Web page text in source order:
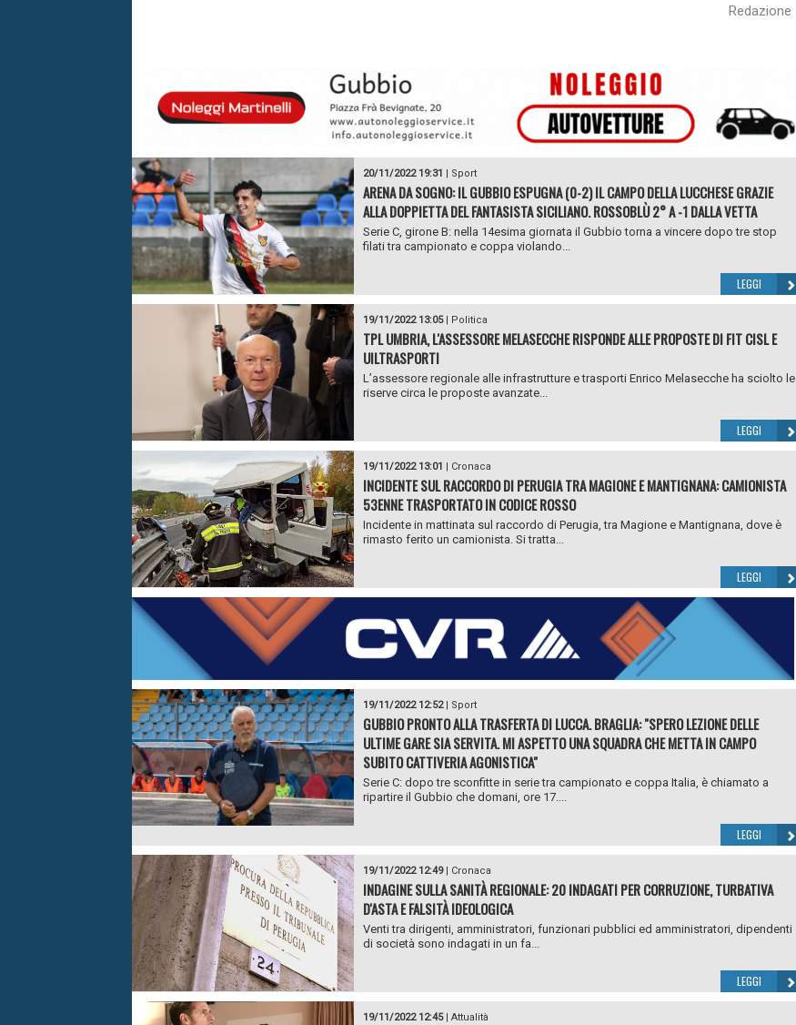
Redazione
20/11/2022 19:31 | Sport
ARENA DA SOGNO: IL GUBBIO ESPUGNA (0-2) IL CAMPO DELLA LUCCHESE GRAZIE
ALLA DOPPIETTA DEL FANTASISTA SICILIANO. ROSSOBLÙ 2° A -1 DALLA VETTA
Serie C, girone B: nella 14esima giornata il Gubbio torna a vincere dopo tre stop
filati tra campionato e coppa violando...
LEGGI
19/11/2022 13:05| Politica
TPL UMBRIA, L'ASSESSORE MELASECCHE RISPONDE ALLE PROPOSTE DI FIT CISL E
UILTRASPORTI
L’assessore regionale alle infrastrutture e trasporti Enrico Melasecche ha sciolto le
riserve circa le proposte avanzate...
LEGGI
19/11/2022 13:01 | Cronaca
INCIDENTE SUL RACCORDO DI PERUGIA TRA MAGIONE E MANTIGNANA: CAMIONISTA
53ENNE TRASPORTATO IN CODICE ROSSO
Incidente in mattinata sul raccordo di Perugia, tra Magione e Mantignana, dove è
rimasto ferito un camionista. Si tratta...
LEGGI
19/11/2022 12:52| Sport
GUBBIO PRONTO ALLA TRASFERTA DI LUCCA. BRAGLIA: "SPERO LEZIONE DELLE
ULTIME GARE SIA SERVITA. MI ASPETTO UNA SQUADRA CHE METTA IN CAMPO
SUBITO CATTIVERIA AGONISTICA"
Serie C: dopo tre sconfitte in serie tra campionato e coppa Italia, è chiamato a
ripartire il Gubbio che domani, ore 17....
LEGGI
19/11/2022 12:49| Cronaca
INDAGINE SULLA SANITÀ REGIONALE: 20 INDAGATI PER CORRUZIONE, TURBATIVA
D'ASTA E FALSITÀ IDEOLOGICA
Venti tra dirigenti, amministratori, funzionari pubblici ed amministratori, dipendenti
di società sono indagati in un fa...
LEGGI
19/11/2022 12:45| Attualità